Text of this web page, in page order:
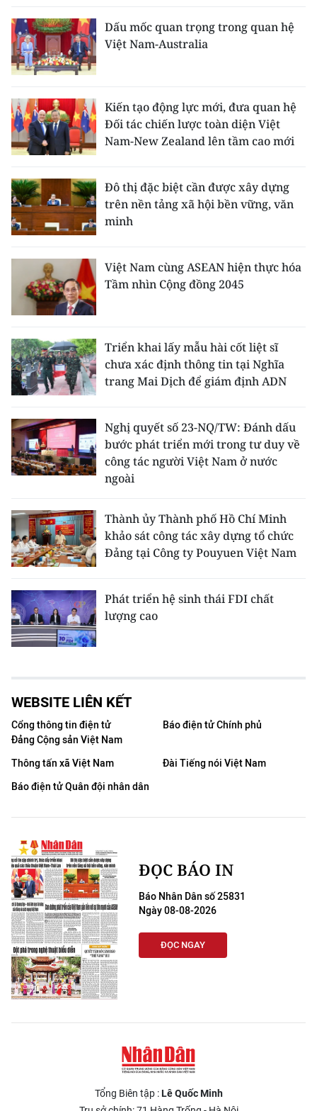
Dấu mốc quan trọng trong quan hệ
Việt Nam-Australia
Kiến tạo động lực mới, đưa quan hệ
Đối tác chiến lược toàn diện Việt
Nam-New Zealand lên tầm cao mới
Đô thị đặc biệt cần được xây dựng
trên nền tảng xã hội bền vững, văn
minh
Việt Nam cùng ASEAN hiện thực hóa
Tầm nhìn Cộng đồng 2045
Triển khai lấy mẫu hài cốt liệt sĩ
chưa xác định thông tin tại Nghĩa
trang Mai Dịch để giám định ADN
Nghị quyết số 23-NQ/TW: Đánh dấu
bước phát triển mới trong tư duy về
công tác người Việt Nam ở nước
ngoài
Thành ủy Thành phố Hồ Chí Minh
khảo sát công tác xây dựng tổ chức
Đảng tại Công ty Pouyuen Việt Nam
Phát triển hệ sinh thái FDI chất
lượng cao
WEBSITE LIÊN KẾT
Cổng thông tin điện tử
Đảng Cộng sản Việt Nam
Báo điện tử Chính phủ
Thông tấn xã Việt Nam
Đài Tiếng nói Việt Nam
Báo điện tử Quân đội nhân dân
ĐỌC BÁO IN
Báo Nhân Dân số 25831
Ngày 08-08-2026
ĐỌC NGAY
Tổng Biên tập :Lê Quốc Minh